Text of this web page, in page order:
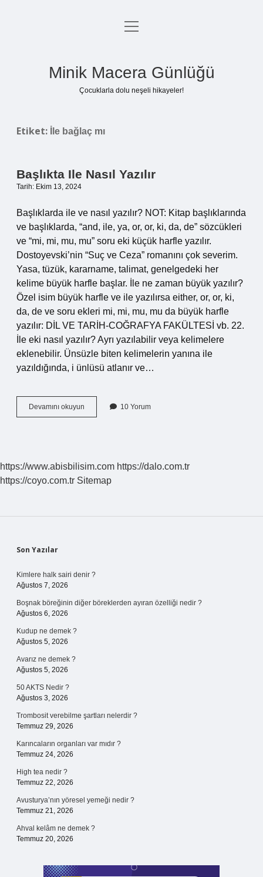
Anasayfa
menüyü
Minik Macera Günlüğü
Çocuklarla dolu neşeli hikayeler!
Etiket: İle bağlaç mı
Başlıkta Ile Nasıl Yazılır
Tarih: Ekim 13, 2024
Başlıklarda ile ve nasıl yazılır? NOT: Kitap başlıklarında
ve başlıklarda, “and, ile, ya, or, or, ki, da, de” sözcükleri
ve “mi, mi, mu, mu” soru eki küçük harfle yazılır.
Dostoyevski’nin “Suç ve Ceza” romanını çok severim.
Yasa, tüzük, kararname, talimat, genelgedeki her
kelime büyük harfle başlar. İle ne zaman büyük yazılır?
Özel isim büyük harfle ve ile yazılırsa either, or, or, ki,
da, de ve soru ekleri mi, mi, mu, mu da büyük harfle
yazılır: DİL VE TARİH-COĞRAFYA FAKÜLTESİ vb. 22.
İle eki nasıl yazılır? Ayrı yazılabilir veya kelimelere
eklenebilir. Ünsüzle biten kelimelerin yanına ile
yazıldığında, i ünlüsü atlanır ve…
Devamını okuyun
Ile
10 Yorum
https://www.abisbilisim.com https://dalo.com.tr
https://coyo.com.tr Sitemap
Sidebar
Son Yazılar
Kimlere halk sairi denir ?
Ağustos 7, 2026
Boşnak böreğinin diğer böreklerden ayıran özelliği nedir ?
Ağustos 6, 2026
Kudup ne demek ?
Ağustos 5, 2026
Avarız ne demek ?
Ağustos 5, 2026
50 AKTS Nedir ?
Ağustos 3, 2026
Trombosit verebilme şartları nelerdir ?
Temmuz 29, 2026
Karıncaların organları var mıdır ?
Temmuz 24, 2026
High tea nedir ?
Temmuz 22, 2026
Avusturya’nın yöresel yemeği nedir ?
Temmuz 21, 2026
Ahval kelâm ne demek ?
Temmuz 20, 2026